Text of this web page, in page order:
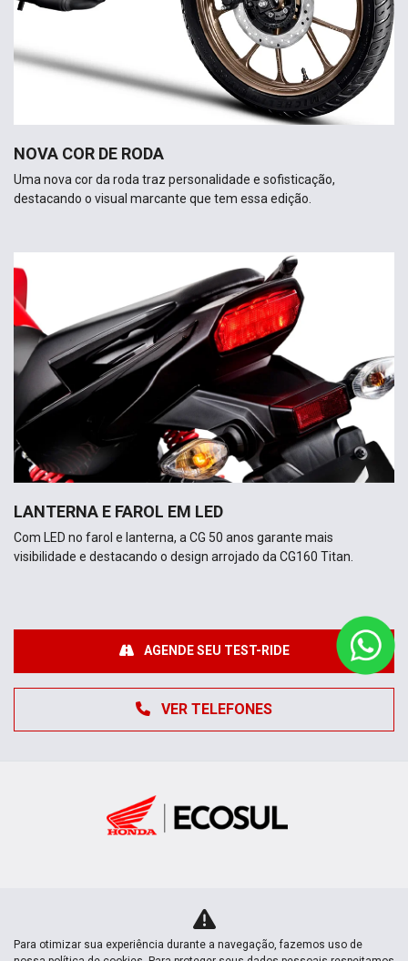
NOVA COR DE RODA
Uma nova cor da roda traz personalidade e sofisticação,
destacando o visual marcante que tem essa edição.
LANTERNA E FAROL EM LED
Com LED no farol e lanterna, a CG 50 anos garante mais
visibilidade e destacando o design arrojado da CG160 Titan.
VER TELEFONES
AGENDE SEU TEST-RIDE
Mapa do site
Para otimizar sua experiência durante a navegação, fazemos uso de